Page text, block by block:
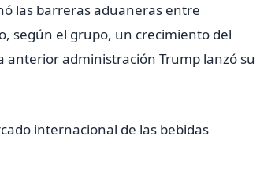
las barreras aduaneras entre
según el grupo, un crecimiento del
anterior administración Trump lanzó su
internacional de las bebidas